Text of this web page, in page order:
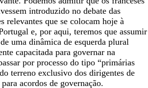
introduzido no debate das
relevantes que se colocam hoje à
e, por aqui, teremos que assumir
uma dinâmica de esquerda plural
capacitada para governar na
por processo do tipo “primárias
terreno exclusivo dos dirigentes de
acordos de governação.